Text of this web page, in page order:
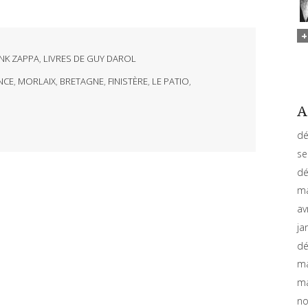
ZAPPA, LIVRES DE GUY DAROL
, MORLAIX, BRETAGNE, FINISTÈRE, LE PATIO,